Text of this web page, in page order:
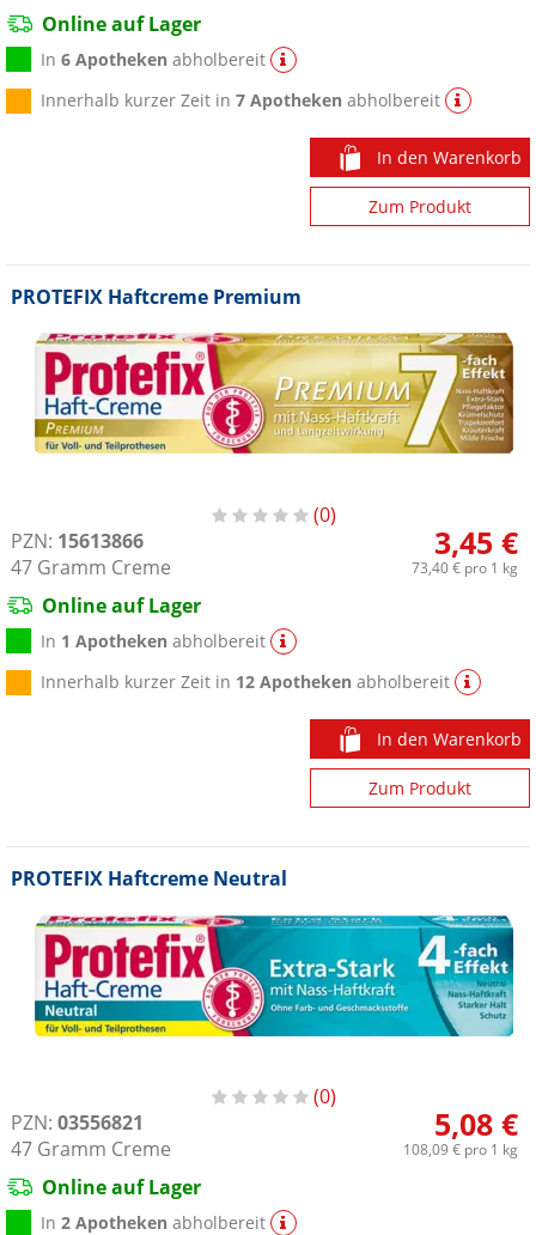
Online auf Lager
In6 Apotheken abholbereit
Innerhalb kurzer Zeit in7 Apotheken abholbereit
In den Warenkorb
Zum Produkt
PROTEFIX Haftcreme Premium
0
PZN: 15613866
47 Gramm Creme
3,45 €
73,40 €pro 1 kg
Online auf Lager
In 1 Apotheken abholbereit
Innerhalb kurzer Zeit in 12 Apotheken abholbereit
In den Warenkorb
Zum Produkt
PROTEFIX Haftcreme Neutral
0
PZN: 03556821
47 Gramm Creme
5,08 €
108,09 €pro 1 kg
Online auf Lager
In2 Apotheken abholbereit